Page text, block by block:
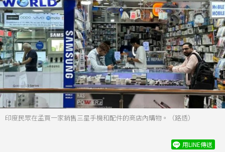
印度民眾在孟買一家銷售三星手機和配件的商店內購物。（路透）
用LINE傳送